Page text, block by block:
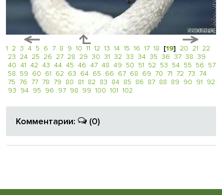
1 2 3 4 5 6 7 8 9 10 11 12 13 14 15 16 17 18 [19] 20 21 22
23 24 25 26 27 28 29 30 31 32 33 34 35 36 37 38 39
40 41 42 43 44 45 46 47 48 49 50 51 52 53 54 55 56 57
58 59 60 61 62 63 64 65 66 67 68 69 70 71 72 73 74
75 76 77 78 79 80 81 82 83 84 85 86 87 88 89 90 91 92
93 94 95 96 97 98 99 100 101 102
Комментарии: (0)